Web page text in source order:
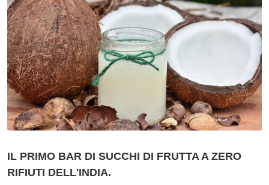
IL PRIMO BAR DI SUCCHI DI FRUTTA A ZERO
RIFIUTI DELL'INDIA.